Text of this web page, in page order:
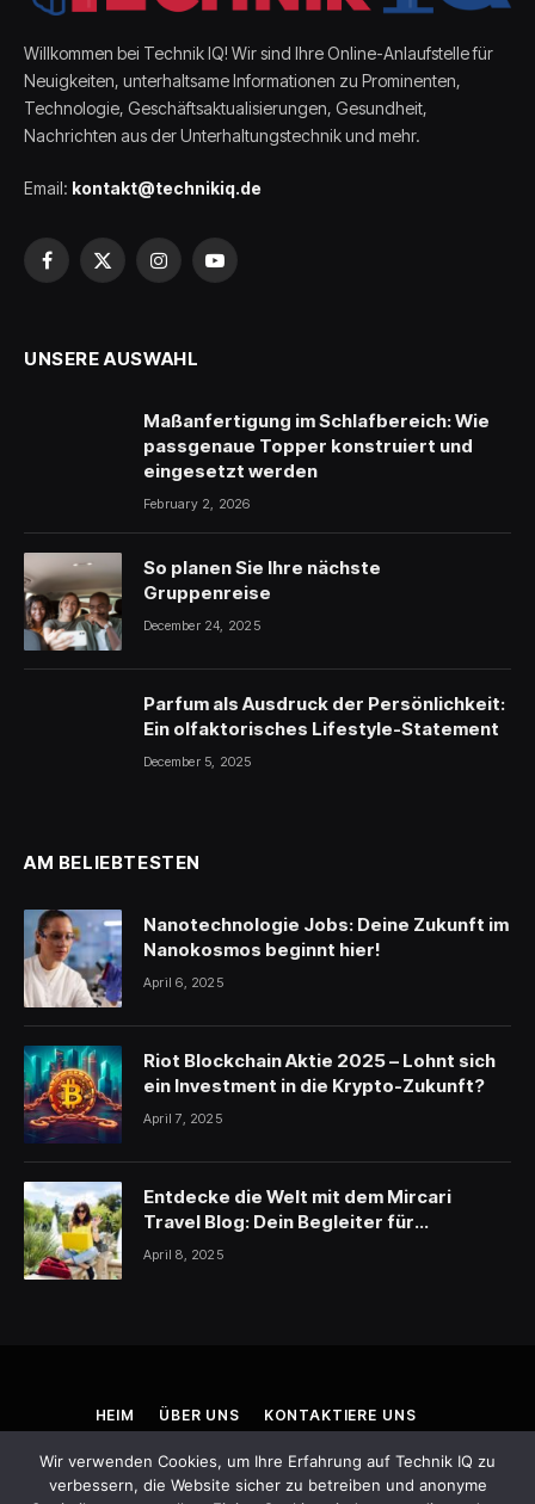
Willkommen bei Technik IQ! Wir sind Ihre Online-Anlaufstelle für
Neuigkeiten, unterhaltsame Informationen zu Prominenten,
Technologie, Geschäftsaktualisierungen, Gesundheit,
Nachrichten aus der Unterhaltungstechnik und mehr.
Email: kontakt@technikiq.de
Facebook
X
InstagramYouTube
UNSERE AUSWAHL
Maßanfertigung im Schlafbereich: Wie
passgenaue Topper konstruiert und
eingesetzt werden
February 2, 2026
So planen Sie Ihre nächste
Gruppenreise
December 24, 2025
Parfum als Ausdruck der Persönlichkeit:
Ein olfaktorisches Lifestyle-Statement
December 5, 2025
AM BELIEBTESTEN
Nanotechnologie Jobs: Deine Zukunft im
Nanokosmos beginnt hier!
April 6, 2025
Riot Blockchain Aktie 2025 – Lohnt sich
ein Investment in die Krypto-Zukunft?
April 7, 2025
Entdecke die Welt mit dem Mircari
Travel Blog: Dein Begleiter für
unvergessliche Reisen
April 8, 2025
HEIM ÜBER UNS
KONTAKTIERE UNS
DATENSCHUTZRICHTLINIE
Wir verwenden Cookies, um Ihre Erfahrung auf Technik IQ zu
verbessern, die Website sicher zu betreiben und anonyme